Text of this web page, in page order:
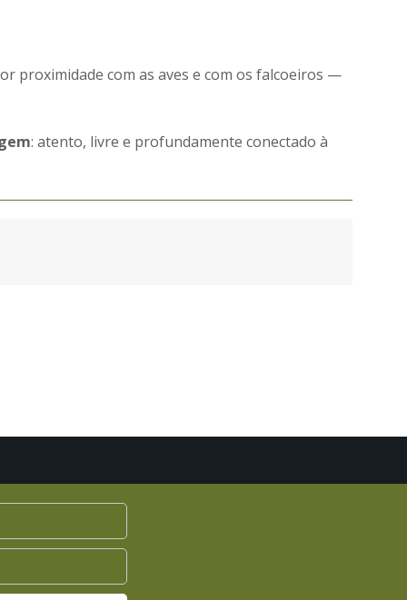
proximidade com as aves e com os falcoeiros —
: atento, livre e profundamente conectado à